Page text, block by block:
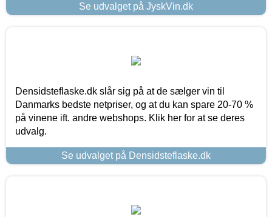
Se udvalget på JyskVin.dk
Densidsteflaske.dk slår sig på at de sælger vin til
Danmarks bedste netpriser, og at du kan spare 20-70 %
på vinene ift. andre webshops. Klik her for at se deres
udvalg.
Se udvalget på Densidsteflaske.dk